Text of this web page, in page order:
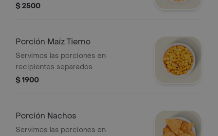
$ 2500
Porción Maíz Tierno
Servimos las porciones en
recipientes separados
$ 1900
Porción Nachos
Servimos las porciones en